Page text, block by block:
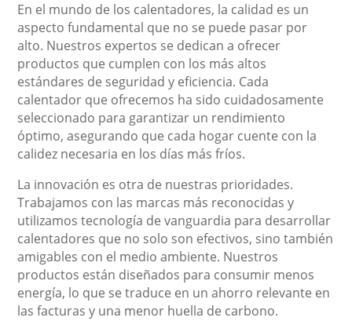
En el mundo de los calentadores, la calidad es un
aspecto fundamental que no se puede pasar por
alto. Nuestros expertos se dedican a ofrecer
productos que cumplen con los más altos
estándares de seguridad y eficiencia. Cada
calentador que ofrecemos ha sido cuidadosamente
seleccionado para garantizar un rendimiento
óptimo, asegurando que cada hogar cuente con la
calidez necesaria en los días más fríos.
La innovación es otra de nuestras prioridades.
Trabajamos con las marcas más reconocidas y
utilizamos tecnología de vanguardia para desarrollar
calentadores que no solo son efectivos, sino también
amigables con el medio ambiente. Nuestros
productos están diseñados para consumir menos
energía, lo que se traduce en un ahorro relevante en
las facturas y una menor huella de carbono.